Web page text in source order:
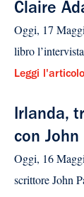
Claire
Oggi, 17
libro
Leggi l'articolo
Irlanda,
con John
Oggi, 16
scrittore John